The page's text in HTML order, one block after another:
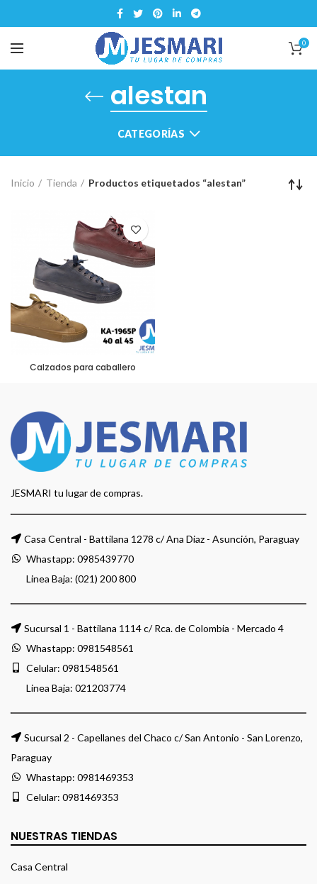
0
alestan
CATEGORÍAS
Inicio Tienda Productos etiquetados “alestan”
Calzados para caballero
JESMARI tu lugar de compras.
Casa Central - Battilana 1278 c/ Ana Diaz - Asunción, Paraguay
Whastapp: 0985439770
Linea Baja: (021) 200 800
Sucursal 1 - Battilana 1114 c/ Rca. de Colombia - Mercado 4
Whastapp: 0981548561
Celular: 0981548561
Linea Baja: 021203774
Sucursal 2 - Capellanes del Chaco c/ San Antonio - San Lorenzo,
Paraguay
Whastapp: 0981469353
Celular: 0981469353
NUESTRAS TIENDAS
Casa Central